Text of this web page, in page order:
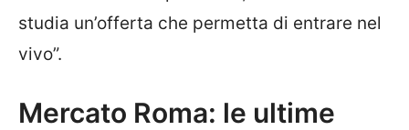
studia un’offerta che permetta di entrare nel
vivo”.
Mercato Roma: le ultime